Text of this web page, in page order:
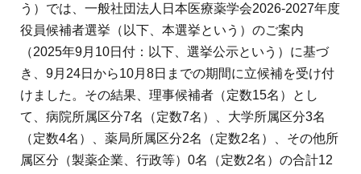
う）では、一般社団法人日本医療薬学会2026-2027年度
役員候補者選挙（以下、本選挙という）のご案内
（2025年9月 10日付：以下、選挙公示という）に基づ
き、 9月 24日から10月 8日までの期間に立候補を受け付
けました。その結果、理事候補者（定数15名）とし
て、病院所属区分7名（定数7名）、大学所属区分3名
（定数4名）、薬局所属区分2名（定数2名）、その他所
属区分（製薬企業、行政等） 0名（定数2名）の合計12